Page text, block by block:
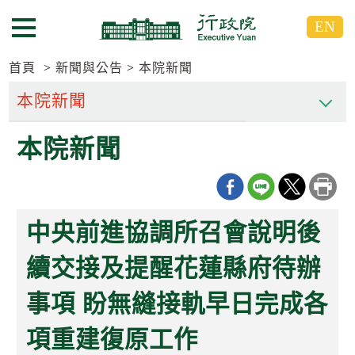
到
要
區
到
要
區
選單按鈕 EN
首頁 新聞與公告 本院新聞
本院新聞
中央前進協調所召會說明後
續交接及提醒花蓮縣府待辦
事項 盼無縫接軌早日完成各
項重建復原工作